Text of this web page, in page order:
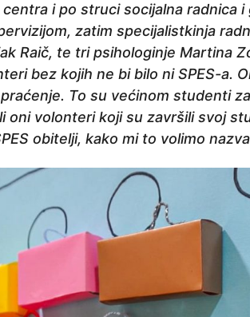
i po struci socijalna radnica
zatim specijalistkinja
Raič, te tri psihologinje Martina
bez kojih ne bi bilo ni SPES-a.
To su većinom studenti
oni volonteri koji su završili svoj
obitelji, kako mi to volimo